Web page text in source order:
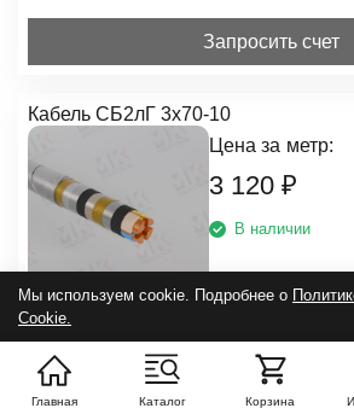
Запросить счет
Кабель СБ2лГ 3х70-10
Цена за метр:
3 120 ₽
В наличии
Сечение жил:
70 мм2
Размер:
Кол-во жил:
Главная Каталог Корзина
Мы используем cookie. Подробнее о
Cookie.